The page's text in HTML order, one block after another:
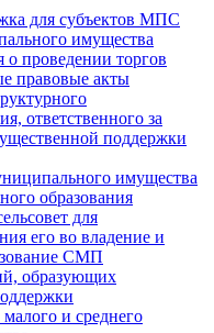
для субъектов МПС
имущества
проведении торгов
правовые акты
ответственного за
поддержки
имущества
образования
для
его во владение и
СМП
образующих
и среднего